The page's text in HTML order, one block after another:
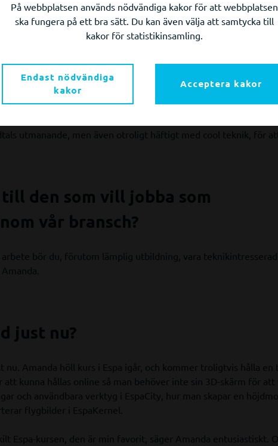
mest med ditt jobb?
är när det kommer kluriga supportärenden, då får man
har en koppling till för att arbeta med
utmanande, men även otroligt häftigt med cool teknik, för
den som vill jobba som
vår bransch?
bör du, förutom lämplig utbildning, vara
just nu?
nu. Amanda höll kurs i Espa igår, och kommer troligtvis hålla en
kunna hållas online så man behöver inte sin 3D-skärm för att
och användbara verktyg i EspaCity, hur man skapar en
flygbilder i EspaKernel.
Espa-kursen, den är min favorit, säger Amanda entusiastiskt.
På webbplatsen används nödvändiga kakor för att webbplatsen
ska fungera på ett bra sätt. Du kan även välja att samtycka till
kakor för statistikinsamling.
Endast nödvändiga
kakor
Acceptera kakor